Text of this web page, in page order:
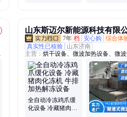
山东斯迈尔新能源科技有限
7年 档 安心购 综合体
真实性已核验
山东济南
主营： 烘干设备、微波加热设备、微
波干燥机、微波杀菌机、粉末灭菌机
焙机、微波盒饭加热设备、微波干燥
设备、灭活设备、烘干房、热泵烘房
波烘干、大虾烘烤设备、杀菌设备、
全自动冷冻鸡爪缓
化设备 冷藏猪肉化